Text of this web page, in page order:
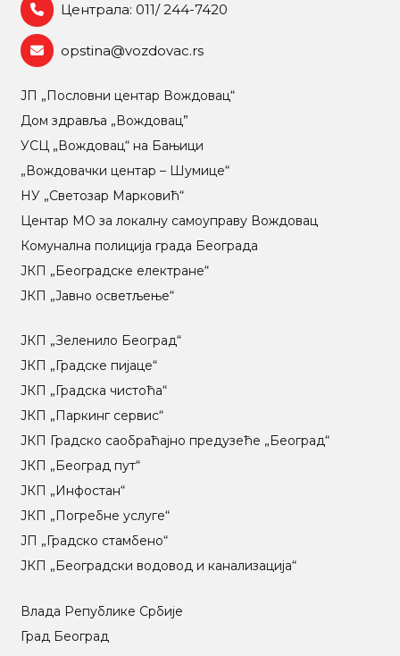
Централа: 011/ 244-7420
opstina@vozdovac.rs
ЈП „Пословни центар Вождовац“
Дом здравља „Вождовац”
УСЦ „Вождовац“ на Бањици
„Вождовачки центар – Шумице“
НУ „Светозар Марковић“
Центар МO за локалну самоуправу Вождовац
Комунална полиција града Београда
ЈКП „Београдске електране“
ЈКП „Јавно осветљење“
ЈКП „Зеленило Београд“
ЈКП „Градске пијаце“
ЈКП „Градска чистоћа“
ЈКП „Паркинг сервис“
ЈКП Градско саобраћајно предузеће „Београд“
ЈКП „Београд пут“
ЈКП „Инфостан“
ЈКП „Погребне услуге“
ЈП „Градско стамбено“
ЈКП „Београдски водовод и канализација“
Влада Републике Србије
Град Београд